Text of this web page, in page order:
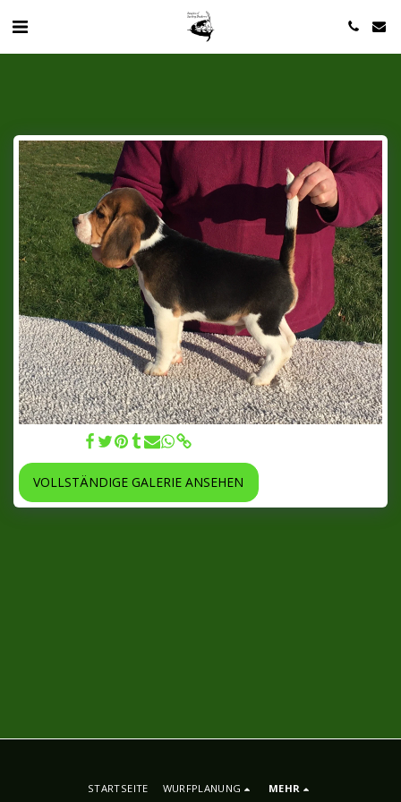
VOLLSTÄNDIGE GALERIE ANSEHEN
STARTSEITE WURFPLANUNG MEHR